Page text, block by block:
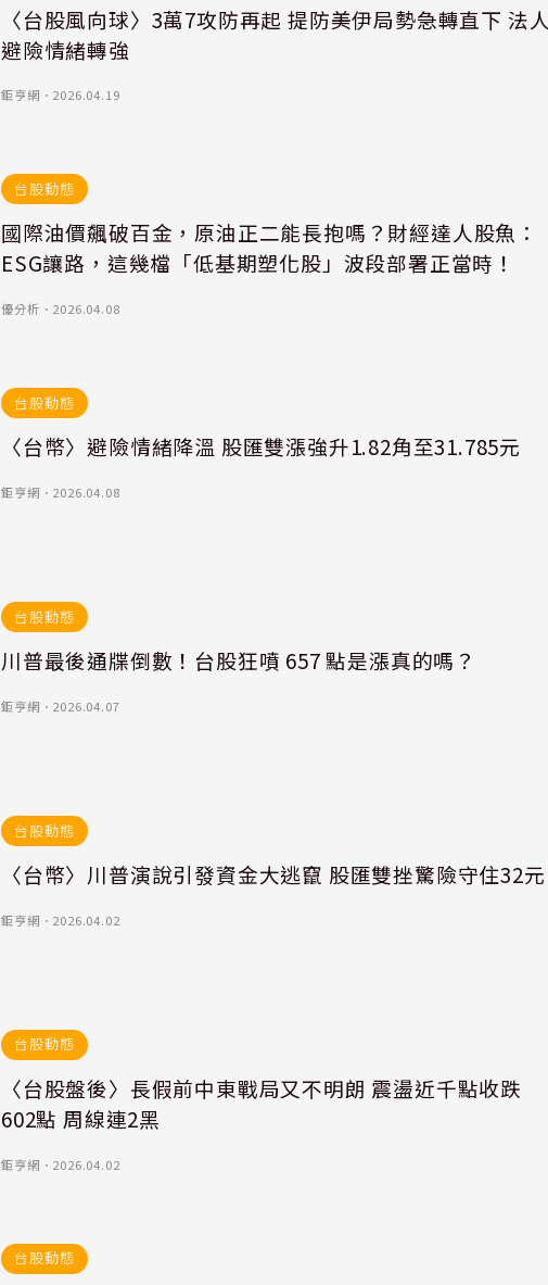
〈台股風向球〉3萬7攻防再起 提防美伊局勢急轉直下 法人
避險情緒轉強
鉅亨網 ． 2026.04.19
台股動態
國際油價飆破百金，原油正二能長抱嗎？財經達人股魚：
ESG讓路，這幾檔「低基期塑化股」波段部署正當時！
優分析 ． 2026.04.08
台股動態
〈台幣〉避險情緒降溫 股匯雙漲強升1.82角至31.785元
鉅亨網 ． 2026.04.08
台股動態
川普最後通牒倒數！台股狂噴 657 點是漲真的嗎？
鉅亨網 ． 2026.04.07
台股動態
〈台幣〉川普演說引發資金大逃竄 股匯雙挫驚險守住32元
鉅亨網 ． 2026.04.02
台股動態
〈台股盤後〉長假前中東戰局又不明朗 震盪近千點收跌
602點 周線連2黑
鉅亨網 ． 2026.04.02
台股動態